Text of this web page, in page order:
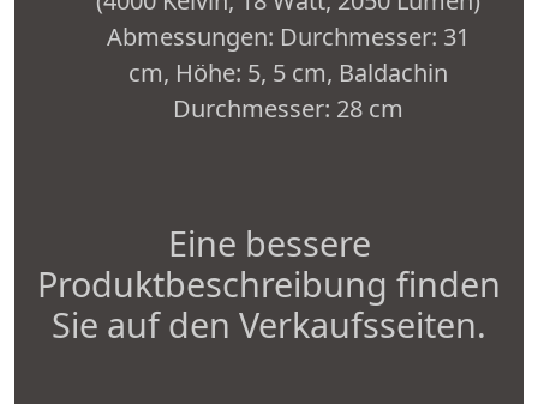
Abmessungen: Durchmesser: 31
cm, Höhe: 5, 5 cm, Baldachin
Durchmesser: 28 cm
Eine bessere
Produktbeschreibung finden
Sie auf den Verkaufsseiten.